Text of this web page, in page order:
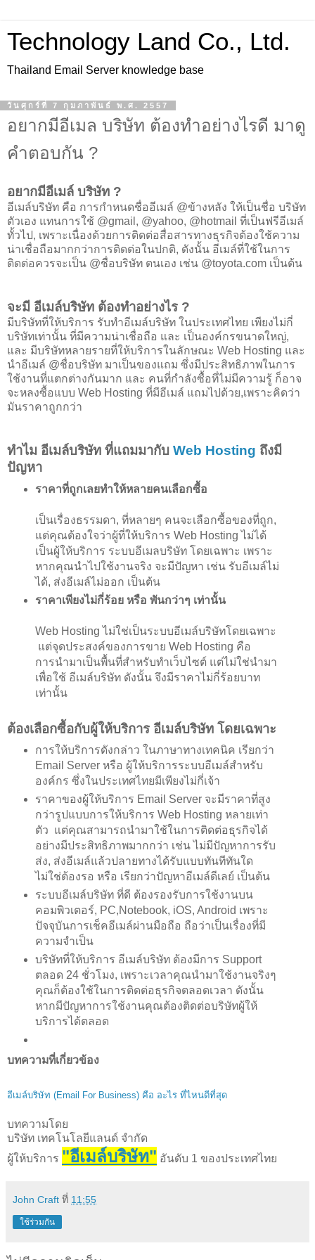
Technology Land Co., Ltd.
Thailand Email Server knowledge base
วันศุกร์ที่ 7 กุมภาพันธ์ พ.ศ. 2557
อยากมีอีเมล บริษัท ต้องทำอย่างไรดี มาดู
คำตอบกัน ?
อยากมีอีเมล์ บริษัท ?
อีเมล์บริษัท คือ การกำหนดชื่ออีเมล์ @ข้างหลัง ให้เป็นชื่อ บริษัท
ตัวเอง แทนการใช้ @gmail, @yahoo, @hotmail ที่เป็นฟรีอีเมล์
ทั้วไป, เพราะเนื่องด้วยการติดต่อสื่อสารทางธุรกิจต้องใช้ความ
น่าเชื่อถือมากกว่าการติดต่อในปกติ, ดังนั้น อีเมล์ที่ใช้ในการ
ติดต่อควรจะเป็น @ชื่อบริษัท ตนเอง เช่น @toyota.com เป็นต้น
จะมี อีเมล์บริษัท ต้องทำอย่างไร ?
มีบริษัทที่ให้บริการ รับทำอีเมล์บริษัท ในประเทศไทย เพียงไม่กี่
บริษัทเท่านั้น ที่มีความน่าเชื่อถือ และ เป็นองค์กรขนาดใหญ่,
และ มีบริษัทหลายรายที่ให้บริการในลักษณะ Web Hosting และ
นำอีเมล์ @ชื่อบริษัท มาเป็นของแถม ซึ่งมีประสิทธิภาพในการ
ใช้งานที่แตกต่างกันมาก และ คนที่กำลังซื้อที่ไม่มีความรู้ ก็อาจ
จะหลงซื้อแบบ Web Hosting ที่มีอีเมล์ แถมไปด้วย,​เพราะคิดว่า
มันราคาถูกกว่า
ทำไม อีเมล์บริษัท ที่แถมมากับ Web Hosting ถึงมี
ปัญหา
ราคาที่ถูกเลยทำให้หลายคนเลือกซื้อ
เป็นเรื่องธรรมดา, ที่หลายๆ คนจะเลือกซื้อของที่ถูก,
แต่คุณต้องใจว่าผู้ที่ให้บริการ Web Hosting ไม่ได้
เป็นผู้ให้บริการ ระบบอีเมลบริษัท โดยเฉพาะ เพราะ
หากคุณนำไปใช้งานจริง จะมีปัญหา เช่น รับอีเมล์ไม่
ได้, ส่งอีเมล์ไม่ออก เป็นต้น
ราคาเพียงไม่กี่ร้อย หรือ พันกว่าๆ เท่านั้น
Web Hosting ไม่ใช่เป็นระบบอีเมล์บริษัทโดยเฉพาะ
แต่จุดประสงค์ของการขาย Web Hosting คือ
การนำมาเป็นพื้นที่สำหรับทำเว็บไซต์ แต่ไม่ใช่นำมา
เพื่อใช้ อีเมล์บริษัท ดังนั้น จึงมีราคาไม่กี่ร้อยบาท
เท่านั้น
ต้องเลือกซื้อกับผู้ให้บริการ อีเมล์บริษัท โดยเฉพาะ
การให้บริการดังกล่าว ในภาษาทางเทคนิค เรียกว่า
Email Server หรือ ผู้ให้บริการระบบอีเมล์สำหรับ
องค์กร ซึ่งในประเทศไทยมีเพียงไม่กี่เจ้า
ราคาของผู้ให้บริการ Email Server จะมีราคาที่สูง
กว่ารูปแบบการให้บริการ Web Hosting หลายเท่า
ตัว แต่คุณสามารถนำมาใช้ในการติดต่อธุรกิจได้
อย่างมีประสิทธิภาพมากกว่า เช่น ไม่มีปัญหาการรับ
ส่ง, ส่งอีเมล์แล้วปลายทางได้รับแบบทันทีทันใด
ไม่ใช่ต้องรอ หรือ เรียกว่าปัญหาอีเมล์ดีเลย์ เป็นต้น
ระบบอีเมล์บริษัท ที่ดี ต้องรองรับการใช้งานบน
คอมพิวเตอร์, PC,Notebook, iOS, Android เพราะ
ปัจจุบันการเช็คอีเมล์ผ่านมือถือ ถือว่าเป็นเรื่องที่มี
ความจำเป็น
บริษัทที่ให้บริการ อีเมล์บริษัท ต้องมีการ Support
ตลอด 24 ชั่วโมง, เพราะเวลาคุณนำมาใช้งานจริงๆ
คุณก็ต้องใช้ในการติดต่อธุรกิจตลอดเวลา ดังนั้น
หากมีปัญหาการใช้งานคุณต้องติดต่อบริษัทผู้ให้
บริการได้ตลอด
บทความที่เกี่ยวข้อง
อีเมล์บริษัท (Email For Business) คือ อะไร ที่ไหนดีที่สุด
บทความโดย
บริษัท เทคโนโลยีแลนด์ จำกัด
ผู้ให้บริการ "อีเมล์บริษัท" อันดับ 1 ของประเทศไทย
John Craft ที่ 11:55
ใช้ร่วมกัน